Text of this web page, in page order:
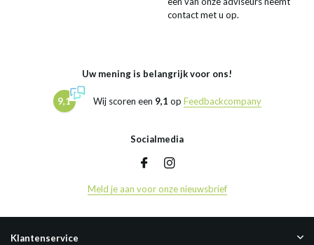
contact met u op.
Uw mening is belangrijk voor ons!
9,1 Wij scoren een 9,1 op Feedbackcompany
Socialmedia
Meld je aan voor onze nieuwsbrief
Klantenservice